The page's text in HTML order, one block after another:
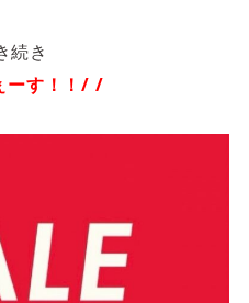
レストランフロア
~ 22:00
floor
~ 23:00
続き
ーす！！/ /